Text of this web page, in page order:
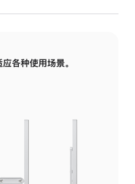
各种使用场景。